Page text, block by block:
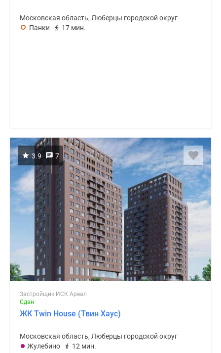
Московская область, Люберцы городской округ
Панки
17 мин.
3.9 7
Застройщик ИСК Ареал
Сдан
ЖК Twin House (Твин Хаус)
Московская область, Люберцы городской округ
Жулебино
12 мин.